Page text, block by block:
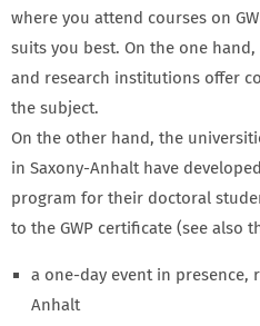
where you attend courses on
suits you best. On the one
and research institutions offer
the subject.
On the other hand, the
in Saxony-Anhalt have
program for their doctoral
to the GWP certificate (see also
a one-day event in presence,
Anhalt